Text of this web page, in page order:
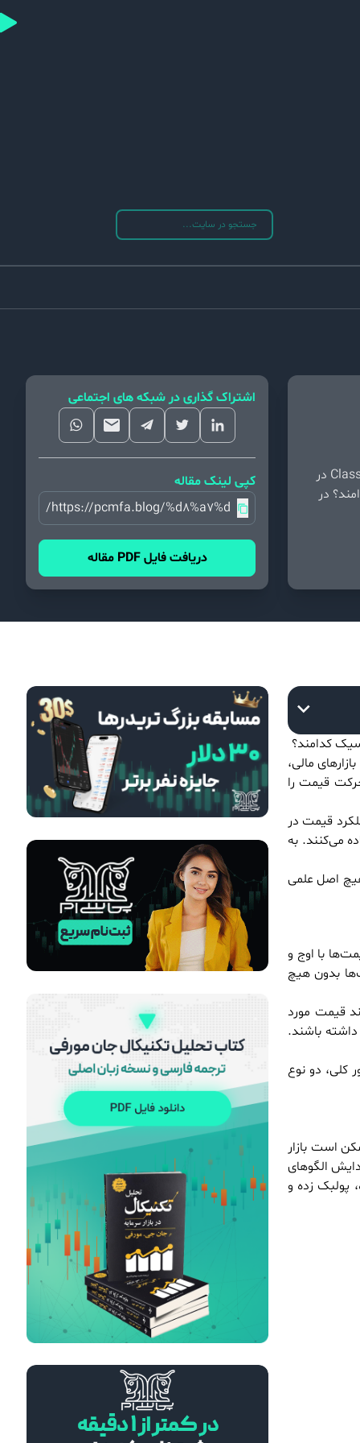
الگوی کلاسیک چیست و چه کاربردی دارد؟ چرا استفاده از Classic pattern در
در
اشتراک گذاری در شبکه های اجتماعی
کپی لینک مقاله
https://pcmfa.blog/
دریافت فایل PDF مقاله
مالی،
قیمت را
قیمت در
می‌کنند. به
هیچ اصل علمی
با اوج و
بدون هیچ
قیمت مورد
داشته باشند.
کلی، دو نوع
است بازار
الگوهای
پولبک زده و
21 خرداد 1405 مریم آریافر
آیا جنگ ایران و آمریکا فرصت طلایی برای تریدرها است؟
مریم آریافر
تأثیر تنش‌های خاورمیانه بر قیمت نفت و جفت‌ ارزها
مریم آریافر
مریم آریافر